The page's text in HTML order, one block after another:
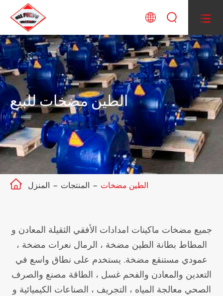
  
الطين مضخات للبيع
 المنزل المنتجات الطين مضخات
جميع مضخات ماكينات امدادات الأفقي الثقيلة المعادن و
المطاط بطانة الطين مضخة ، الرمال نعرات مضخة ،
عمودي مستنقع مضخة. يستخدم على نطاق واسع في
التعدين والمعادن والفحم غسل ، الطاقة مصنع والصرف
الصحي معالجة المياه ، التجريف ، الصناعات الكيميائية و